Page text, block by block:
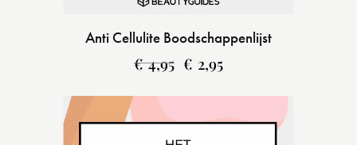
Anti Cellulite Boodschappenlijst
€4,95 € 2,95